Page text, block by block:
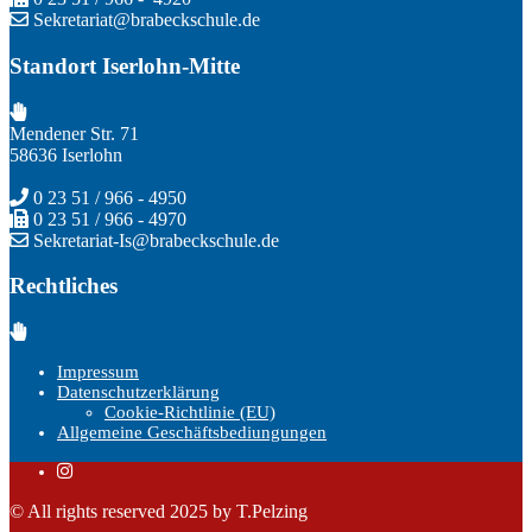
Sekretariat@brabeckschule.de
Standort Iserlohn-Mitte
Mendener Str. 71
58636 Iserlohn
0 23 51 / 966 - 4950
0 23 51 / 966 - 4970
Sekretariat-Is@brabeckschule.de
Rechtliches
Impressum
Datenschutzerklärung
Cookie-Richtlinie (EU)
Allgemeine Geschäftsbediungungen
© All rights reserved 2025 by T.Pelzing